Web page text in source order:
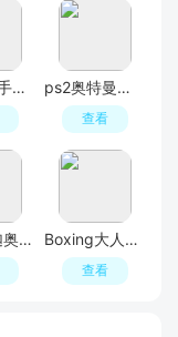
真人快打手游官方版 ps2奥特曼格斗进化3完美存档手机版
查看
2025迪迦奥特曼格斗版apk(ultrafighter : tiga legend fighting heroes evolution 3d) Boxing大人物拳击游戏
查看